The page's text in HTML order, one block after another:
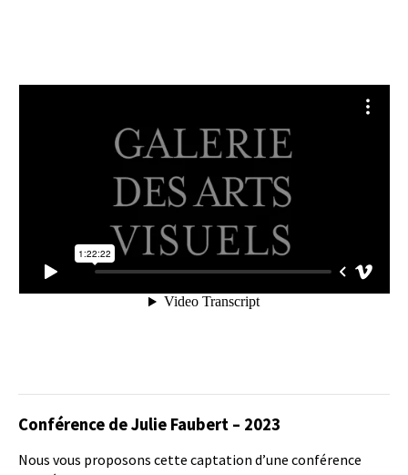
Conférence de Julie Faubert – 2023
Nous vous proposons cette captation d’une conférence